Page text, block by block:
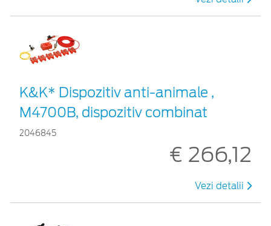
K&K* Dispozitiv anti-animale ,
M4700B, dispozitiv combinat
2046845
€ 266,12
Vezi detalii